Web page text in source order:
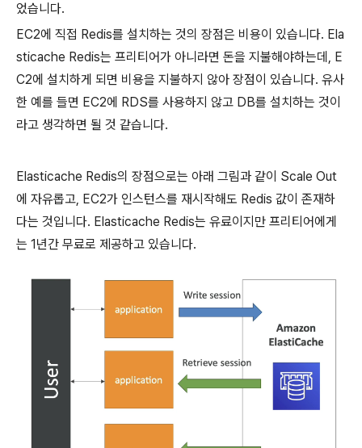
었습니다.
EC2에 직접 Redis를 설치하는 것의 장점은 비용이 있습니다. Ela
sticache Redis는 프리티어가 아니라면 돈을 지불해야하는데, E
C2에 설치하게 되면 비용을 지불하지 않아 장점이 있습니다. 유사
한 예를 들면 EC2에 RDS를 사용하지 않고 DB를 설치하는 것이
라고 생각하면 될 것 같습니다.
Elasticache Redis의 장점으로는 아래 그림과 같이 Scale Out
에 자유롭고, EC2가 인스턴스를 재시작해도 Redis 값이 존재하
다는 것입니다. Elasticache Redis는 유료이지만 프리티어에게
는 1년간 무료로 제공하고 있습니다.